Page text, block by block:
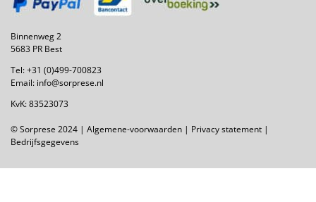
Binnenweg 2
5683 PR Best
Tel:+31 (0)499-700823
Email: info@sorprese.nl
KvK: 83523073
© Sorprese 2024 | Algemene-voorwaarden | Privacy statement |
Bedrijfsgegevens